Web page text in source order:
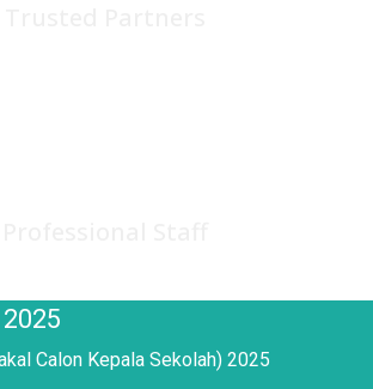
Calon Kepala Sekolah) 2025